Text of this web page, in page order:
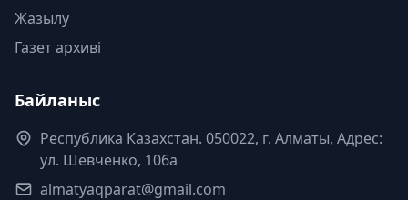
Жазылу
Газет архиві
Байланыс
Республика Казахстан. 050022, г. Алматы, Адрес:
ул. Шевченко, 106а
almatyaqparat@gmail.com